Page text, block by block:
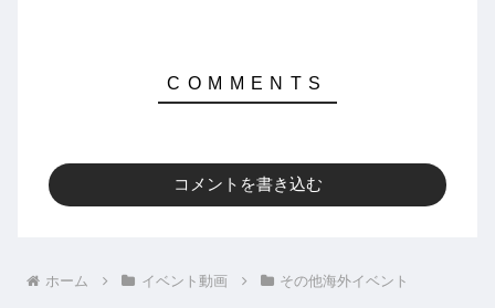
コメントを書き込む
ホーム イベント動画 その他海外イベント